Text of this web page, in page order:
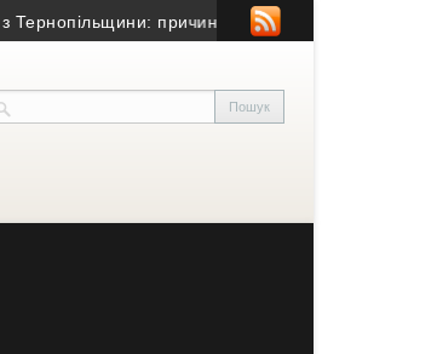
причина смерті – гостра серцево-